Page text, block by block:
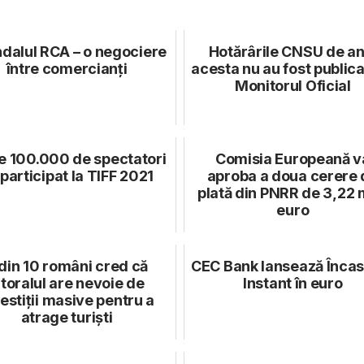
RCA – o negociere
între comercianți
Hotărârile CNSU de
acesta nu au fost
Monitorul Oficial
100.000 de spectatori
la TIFF 2021
Comisia Europeană
aproba a doua cerere
plată din PNRR de 3,22
euro
10 români cred că
are nevoie de
masive pentru a
atrage turiști
CEC Bank lansează
Instant în euro